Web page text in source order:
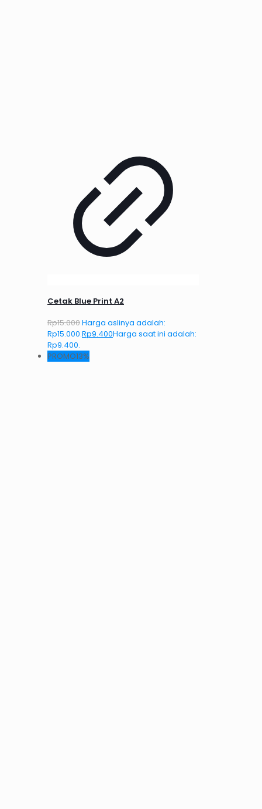
Cetak Blue Print A2
Rp15.000Harga aslinya adalah:
Rp15.000.Rp9.400Harga saat ini adalah:
Rp9.400.
PROMO13%